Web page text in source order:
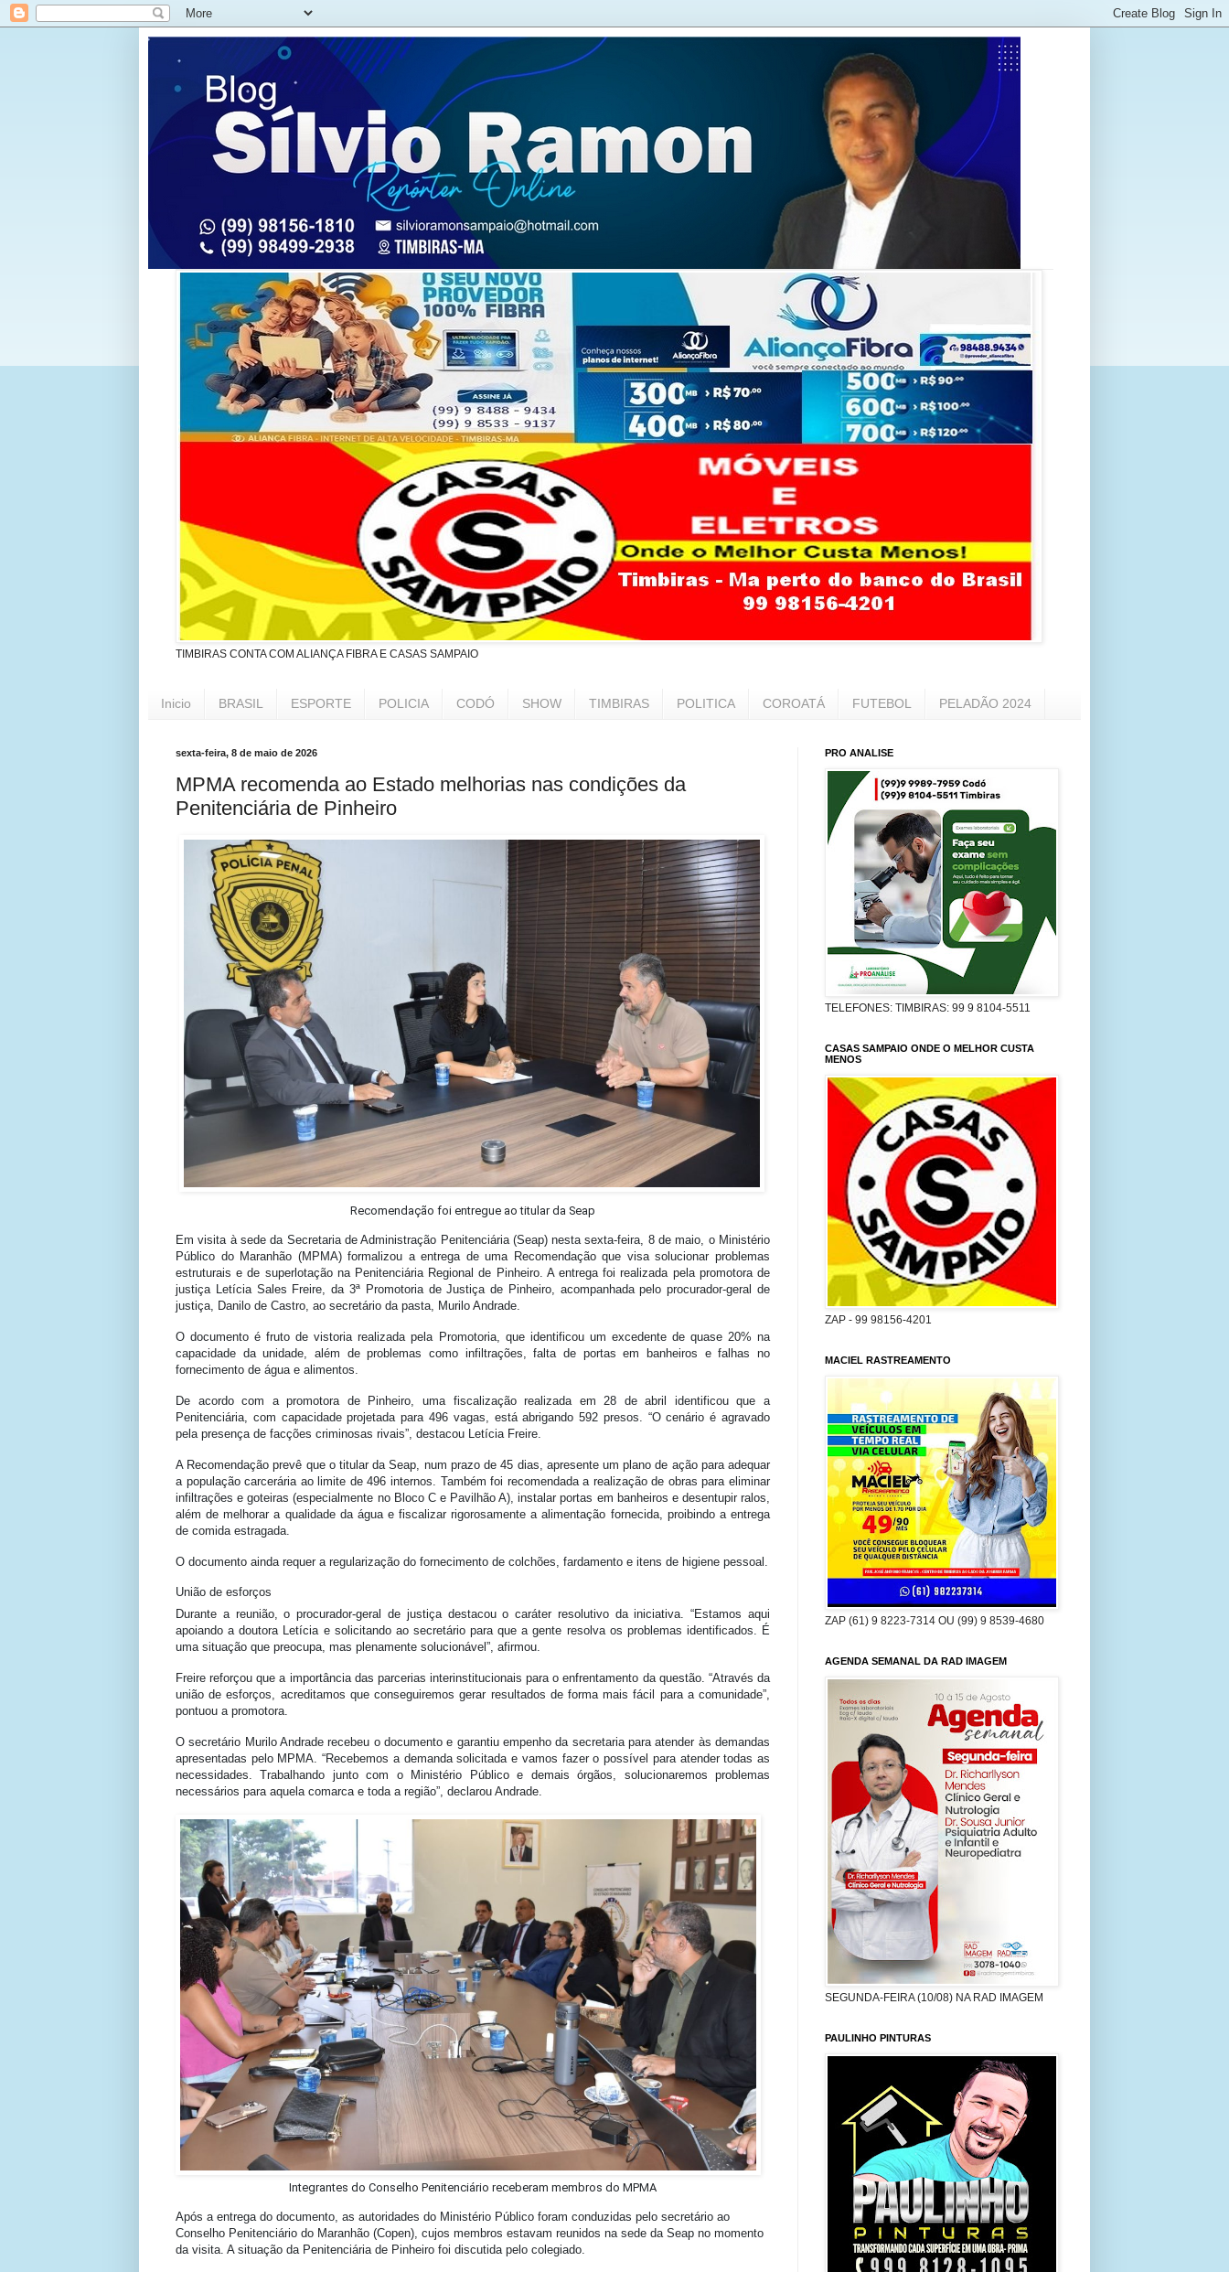
TIMBIRAS CONTA COM ALIANÇA FIBRA E CASAS SAMPAIO
Inicio BRASIL ESPORTE POLICIA CODÓ SHOW TIMBIRAS POLITICA COROATÁ FUTEBOL PELADÃO 2024
sexta-feira, 8 de maio de 2026
MPMA recomenda ao Estado melhorias nas condições da
Penitenciária de Pinheiro
Recomendação foi entregue ao titular da Seap
Em visita à sede da Secretaria de Administração Penitenciária (Seap) nesta sexta-feira, 8 de maio, o Ministério
Público do Maranhão (MPMA) formalizou a entrega de uma Recomendação que visa solucionar problemas
estruturais e de superlotação na Penitenciária Regional de Pinheiro. A entrega foi realizada pela promotora de
justiça Letícia Sales Freire, da 3ª Promotoria de Justiça de Pinheiro, acompanhada pelo procurador-geral de
justiça, Danilo de Castro, ao secretário da pasta, Murilo Andrade.
O documento é fruto de vistoria realizada pela Promotoria, que identificou um excedente de quase 20% na
capacidade da unidade, além de problemas como infiltrações, falta de portas em banheiros e falhas no
fornecimento de água e alimentos.
De acordo com a promotora de Pinheiro, uma fiscalização realizada em 28 de abril identificou que a
Penitenciária, com capacidade projetada para 496 vagas, está abrigando 592 presos. “O cenário é agravado
pela presença de facções criminosas rivais”, destacou Letícia Freire.
A Recomendação prevê que o titular da Seap, num prazo de 45 dias, apresente um plano de ação para adequar
a população carcerária ao limite de 496 internos. Também foi recomendada a realização de obras para eliminar
infiltrações e goteiras (especialmente no Bloco C e Pavilhão A), instalar portas em banheiros e desentupir ralos,
além de melhorar a qualidade da água e fiscalizar rigorosamente a alimentação fornecida, proibindo a entrega
de comida estragada.
O documento ainda requer a regularização do fornecimento de colchões, fardamento e itens de higiene pessoal.
União de esforços
Durante a reunião, o procurador-geral de justiça destacou o caráter resolutivo da iniciativa. “Estamos aqui
apoiando a doutora Letícia e solicitando ao secretário para que a gente resolva os problemas identificados. É
uma situação que preocupa, mas plenamente solucionável”, afirmou.
Freire reforçou que a importância das parcerias interinstitucionais para o enfrentamento da questão. “Através da
união de esforços, acreditamos que conseguiremos gerar resultados de forma mais fácil para a comunidade”,
pontuou a promotora.
O secretário Murilo Andrade recebeu o documento e garantiu empenho da secretaria para atender às demandas
apresentadas pelo MPMA. “Recebemos a demanda solicitada e vamos fazer o possível para atender todas as
necessidades. Trabalhando junto com o Ministério Público e demais órgãos, solucionaremos problemas
necessários para aquela comarca e toda a região”, declarou Andrade.
Integrantes do Conselho Penitenciário receberam membros do MPMA
Após a entrega do documento, as autoridades do Ministério Público foram conduzidas pelo secretário ao
Conselho Penitenciário do Maranhão (Copen), cujos membros estavam reunidos na sede da Seap no momento
da visita. A situação da Penitenciária de Pinheiro foi discutida pelo colegiado.
PRO ANALISE
TELEFONES: TIMBIRAS: 99 9 8104-5511
CASAS SAMPAIO ONDE O MELHOR CUSTA
MENOS
ZAP - 99 98156-4201
MACIEL RASTREAMENTO
ZAP (61) 9 8223-7314 OU (99) 9 8539-4680
AGENDA SEMANAL DA RAD IMAGEM
SEGUNDA-FEIRA (10/08) NA RAD IMAGEM
PAULINHO PINTURAS